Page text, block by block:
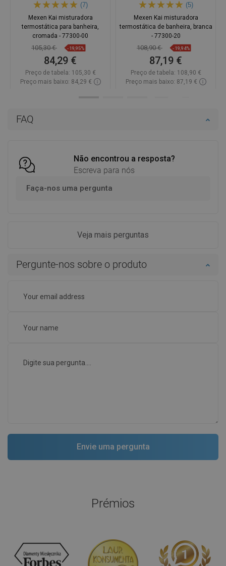
FAQ
Não encontrou a resposta?
Escreva para nós
Faça-nos uma pergunta
Veja mais perguntas
Pergunte-nos sobre o produto
(7)
Mexen Kai misturadora
termostática para banheira,
cromada - 77300-00
105,30 € -19,95%
84,29 €
Preço de tabela: 105,30 €
Preço mais baixo: 84,29 €
(5)
Mexen Kai misturadora
termostática de banheira, branca
- 77300-20
108,90 € -19,94%
87,19 €
Preço de tabela: 108,90 €
Preço mais baixo: 87,19 €
Prémios